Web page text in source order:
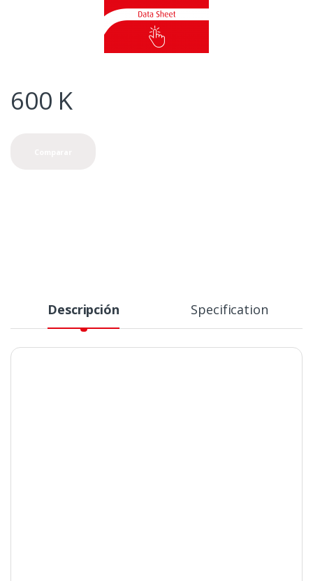
600 K
Descripción Specification